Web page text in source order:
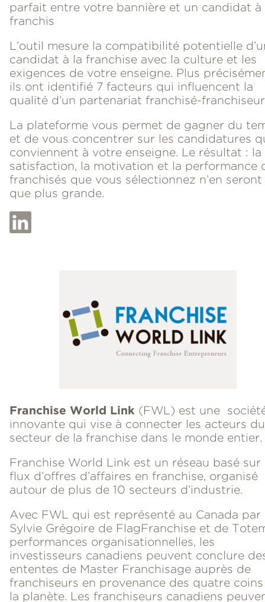
parfait entre votre bannière et un candidat à
franchis
L’outil mesure la compatibilité potentielle
candidat à la franchise avec la culture et les
exigences de votre enseigne. Plus
ils ont identifié 7 facteurs qui influencent la
qualité d’un partenariat franchisé-
La plateforme vous permet de gagner du
et de vous concentrer sur les candidatures
conviennent à votre enseigne. Le résultat : la
satisfaction, la motivation et la performance
franchisés que vous sélectionnez n’en seront
que plus grande.
Franchise World Link (FWL) est une
innovante qui vise à connecter les acteurs du
secteur de la franchise dans le monde entier.
Franchise World Link est un réseau basé sur
flux d’offres d’affaires en franchise, organisé
autour de plus de 10 secteurs d’industrie.
Avec FWL qui est représenté au Canada par
Sylvie Grégoire de FlagFranchise et de
performances organisationnelles, les
investisseurs canadiens peuvent conclure
ententes de Master Franchisage auprès de
franchiseurs en provenance des quatre
la planète. Les franchiseurs canadiens